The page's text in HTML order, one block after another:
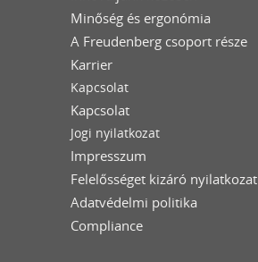
Minőség és ergonómia
A Freudenberg csoport része
Karrier
Kapcsolat
Kapcsolat
Jogi nyilatkozat
Impresszum
Felelősséget kizáró nyilatkozat
Adatvédelmi politika
Compliance